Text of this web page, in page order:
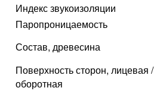
Индекс звукоизоляции
Паропроницаемость
Состав, древесина
Поверхность сторон, лицевая /
оборотная